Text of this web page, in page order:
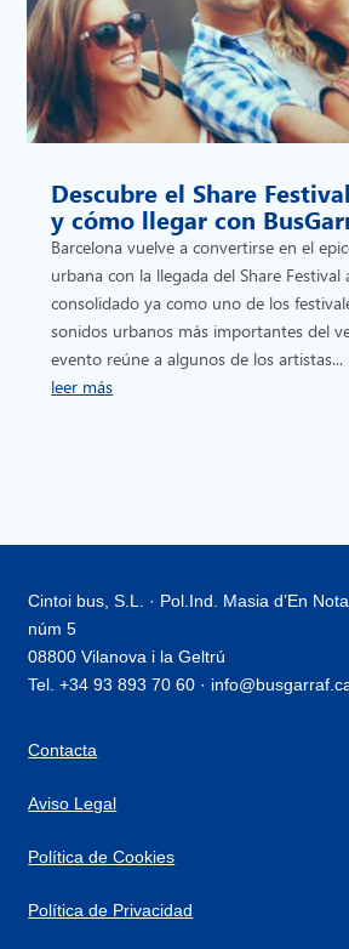
Descubre el Share
y cómo llegar con
Barcelona vuelve a convertirse en el
urbana con la llegada del Share Festival
consolidado ya como uno de los
sonidos urbanos más importantes del
evento reúne a algunos de los artistas...
leer más
Cintoi bus, S.L. · Pol.Ind. Masia d’En
núm 5
08800 Vilanova i la Geltrú
Tel. +34 93 893 70 60 ·
Contacta
Aviso Legal
Política de Cookies
Política de Privacidad